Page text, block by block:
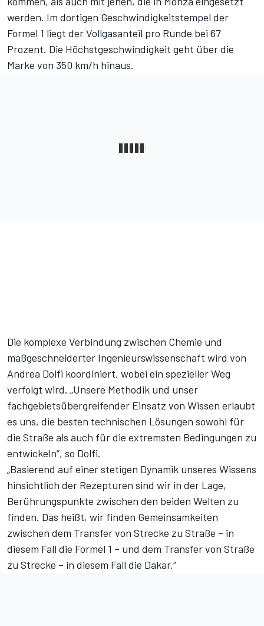
werden. Im dortigen Geschwindigkeitstempel der
Formel 1 liegt der Vollgasanteil pro Runde bei 67
Prozent. Die Höchstgeschwindigkeit geht über die
Marke von 350 km/h hinaus.
Die komplexe Verbindung zwischen Chemie und
maßgeschneiderter Ingenieurswissenschaft wird von
Andrea Dolfi koordiniert, wobei ein spezieller Weg
verfolgt wird. „Unsere Methodik und unser
fachgebietsübergreifender Einsatz von Wissen erlaubt
es uns, die besten technischen Lösungen sowohl für
die Straße als auch für die extremsten Bedingungen zu
entwickeln“, so Dolfi.
„Basierend auf einer stetigen Dynamik unseres Wissens
hinsichtlich der Rezepturen sind wir in der Lage,
Berührungspunkte zwischen den beiden Welten zu
finden. Das heißt, wir finden Gemeinsamkeiten
zwischen dem Transfer von Strecke zu Straße – in
diesem Fall die Formel 1 – und dem Transfer von Straße
zu Strecke – in diesem Fall die Dakar.“